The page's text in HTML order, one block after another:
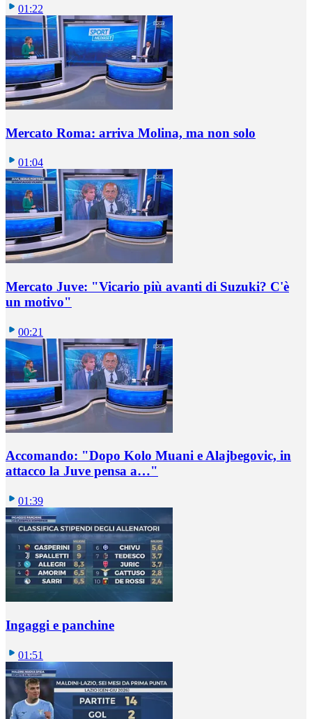
01:22
Mercato Roma: arriva Molina, ma non solo
01:04
Mercato Juve: "Vicario più avanti di Suzuki? C'è
un motivo"
00:21
Accomando: "Dopo Kolo Muani e Alajbegovic, in
attacco la Juve pensa a…"
01:39
Ingaggi e panchine
01:51